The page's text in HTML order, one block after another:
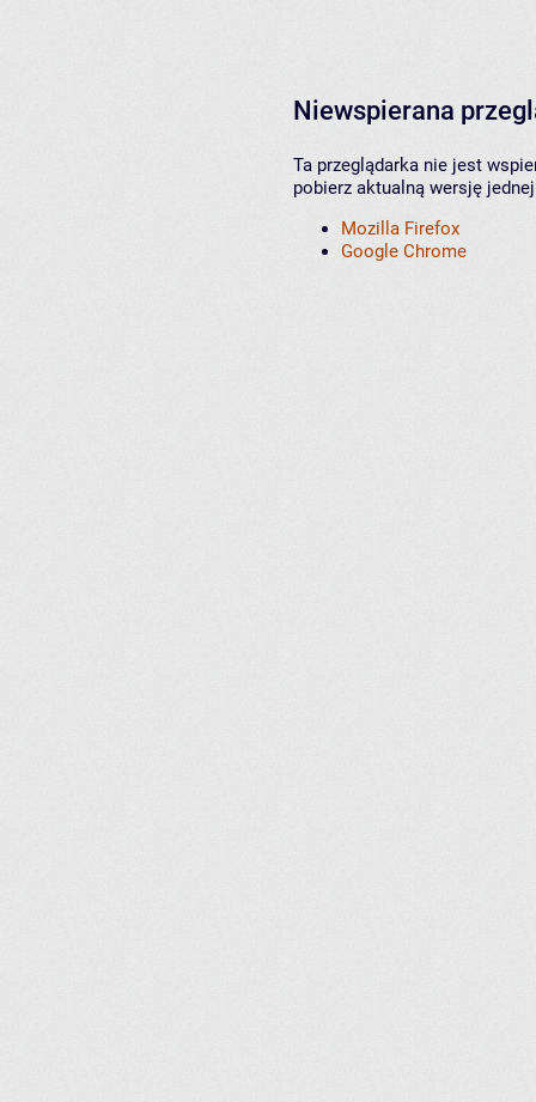
Niewspierana
Ta przeglądarka nie jest
pobierz aktualną wersję
Mozilla Firefox
Google Chrome